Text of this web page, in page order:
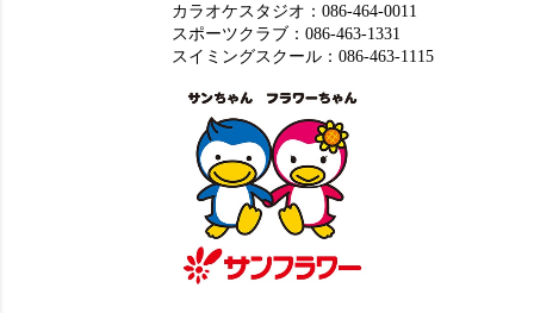
カラオケスタジオ：086-464-0011
スポーツクラブ：086-463-1331
スイミングスクール：086-463-1115